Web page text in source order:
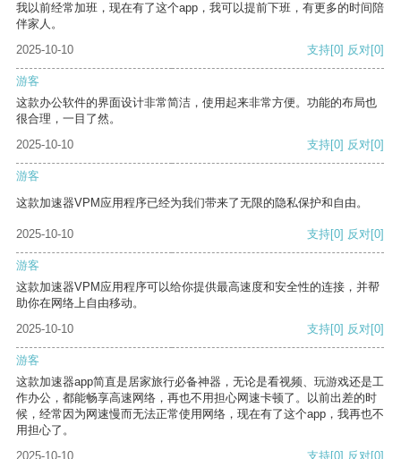
我以前经常加班，现在有了这个app，我可以提前下班，有更多的时间陪
伴家人。
2025-10-10
支持[0] 反对[0]
游客
这款办公软件的界面设计非常简洁，使用起来非常方便。功能的布局也
很合理，一目了然。
2025-10-10
支持[0] 反对[0]
游客
这款加速器VPM应用程序已经为我们带来了无限的隐私保护和自由。
2025-10-10 支持[0] 反对[0]
游客
这款加速器VPM应用程序可以给你提供最高速度和安全性的连接，并帮
助你在网络上自由移动。
2025-10-10
支持[0] 反对[0]
游客
这款加速器app简直是居家旅行必备神器，无论是看视频、玩游戏还是工
作办公，都能畅享高速网络，再也不用担心网速卡顿了。以前出差的时
候，经常因为网速慢而无法正常使用网络，现在有了这个app，我再也不
用担心了。
2025-10-10
支持[0] 反对[0]